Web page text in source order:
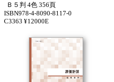
Ｂ５判 4色 356頁
ISBN978-4-8090-8117-0
C3363 ¥12000E